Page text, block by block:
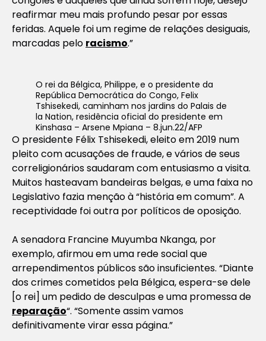
reafirmar meu mais profundo pesar por essas
feridas. Aquele foi um regime de relações desiguais,
marcadas pelo racismo.”
O rei da Bélgica, Philippe, e o presidente da
República Democrática do Congo, Felix
Tshisekedi, caminham nos jardins do Palais de
la Nation, residência oficial do presidente em
Kinshasa – Arsene Mpiana – 8.jun.22/AFP
O presidente Félix Tshisekedi, eleito em 2019 num
pleito com acusações de fraude, e vários de seus
correligionários saudaram com entusiasmo a visita.
Muitos hasteavam bandeiras belgas, e uma faixa no
Legislativo fazia menção à “história em comum”. A
receptividade foi outra por políticos de oposição.
A senadora Francine Muyumba Nkanga, por
exemplo, afirmou em uma rede social que
arrependimentos públicos são insuficientes. “Diante
dos crimes cometidos pela Bélgica, espera-se dele
[o rei] um pedido de desculpas e uma promessa de
reparação“. “Somente assim vamos
definitivamente virar essa página.”